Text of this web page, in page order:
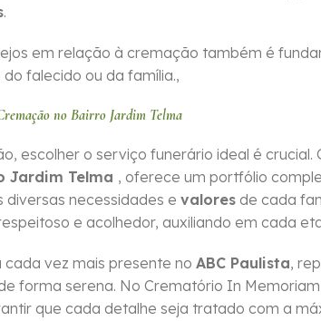
.
em relação à cremação também é
falecido ou da família.,
no Bairro Jardim Telma
escolher o serviço funerário ideal é crucial.
Jardim Telma , oferece um portfólio
necessidades e valores de cada
e acolhedor, auxiliando em cada
cada vez mais presente no ABC Paulista,
forma serena. No Crematório In
que cada detalhe seja tratado com a